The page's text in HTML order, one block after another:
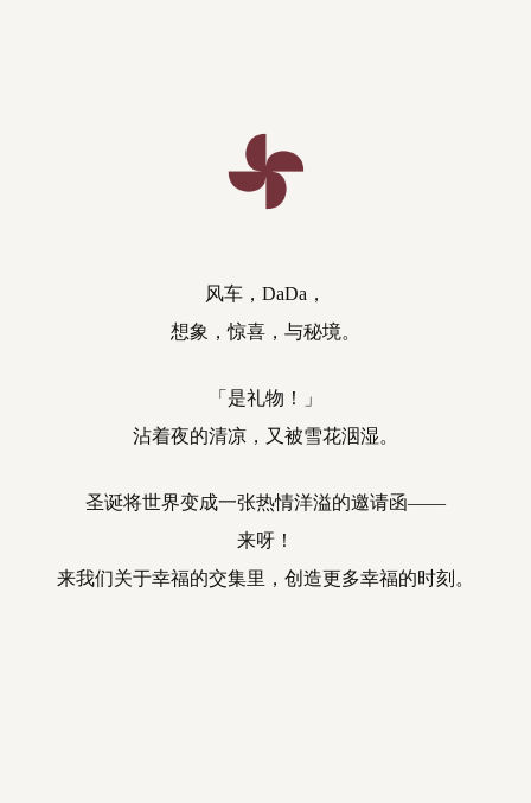
风车，DaDa，
想象，惊喜，与秘境。
「是礼物！」
沾着夜的清凉，又被雪花洇湿。
圣诞将世界变成一张热情洋溢的邀请函——
来呀！
来我们关于幸福的交集里，创造更多幸福的时刻。